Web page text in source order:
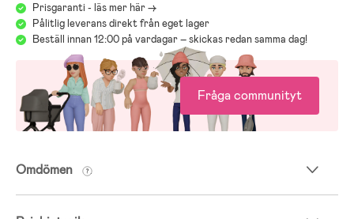
Prisgaranti - läs mer här ->
Pålitlig leverans direkt från eget lager
Beställ innan 12:00 på vardagar – skickas redan samma dag!
Fråga communityt
Omdömen